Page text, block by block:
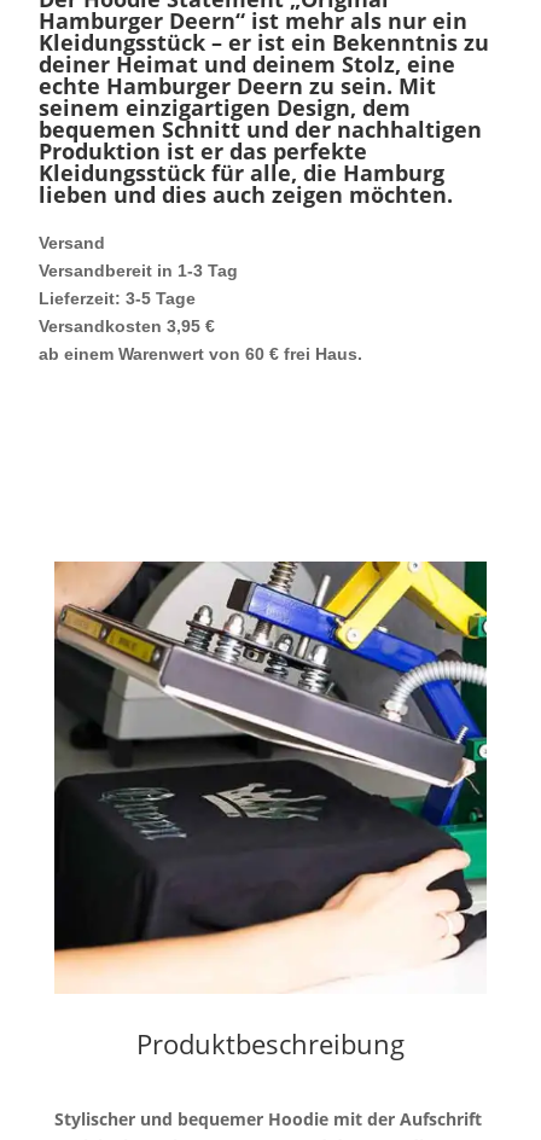
Hamburger Deern“ ist mehr als nur ein
Kleidungsstück – er ist ein Bekenntnis zu
deiner Heimat und deinem Stolz, eine
echte Hamburger Deern zu sein. Mit
seinem einzigartigen Design, dem
bequemen Schnitt und der nachhaltigen
Produktion ist er das perfekte
Kleidungsstück für alle, die Hamburg
lieben und dies auch zeigen möchten.
Versand
Versandbereit in 1-3 Tag
Lieferzeit: 3-5 Tage
Versandkosten 3,95 €
ab einem Warenwert von 60 € frei Haus.
Produktbeschreibung
Stylischer und bequemer Hoodie mit der Aufschrift